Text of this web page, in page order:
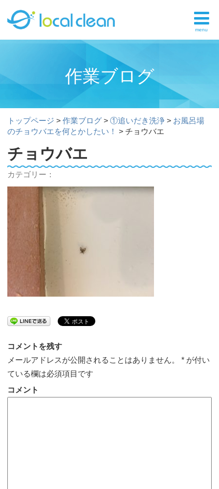
menu
作業ブログ
トップページ > 作業ブログ > ①追いだき洗浄 > お風呂場
のチョウバエを何とかしたい！
> チョウバエ
チョウバエ
カテゴリー：
コメントを残す
メールアドレスが公開されることはありません。
* が付い
ている欄は必須項目です
コメント